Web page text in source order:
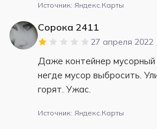
Источник: Яндекс.Карты
Сорока 2411
27 апреля 2022
Даже контейнер мусорный
негде мусор выбросить.
горят. Ужас.
Источник: Яндекс.Карты